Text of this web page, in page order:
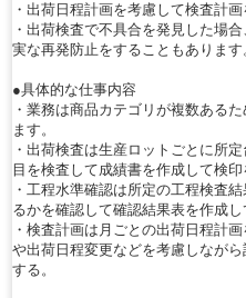
・出荷日程計画を考慮して検査計画
・出荷検査で不具合を発見した場
実な再発防止をすることもあります
●具体的な仕事内容
・業務は商品カテゴリが複数ある
ます。
・出荷検査は生産ロットごとに所
目を検査して成績書を作成して検印
・工程水準確認は所定の工程検査
るかを確認して確認結果表を作成し
・検査計画は月ごとの出荷日程計
や出荷日程変更などを考慮しなが
する。